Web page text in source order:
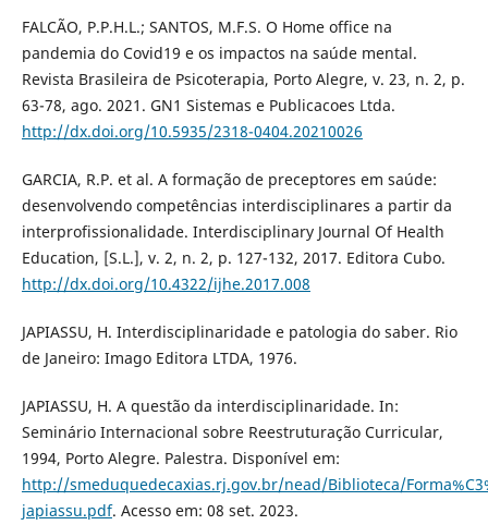
FALCÃO, P.P.H.L.; SANTOS, M.F.S. O Home office na
pandemia do Covid19 e os impactos na saúde mental.
Revista Brasileira de Psicoterapia, Porto Alegre, v. 23, n. 2, p.
63-78, ago. 2021. GN1 Sistemas e Publicacoes Ltda.
http://dx.doi.org/10.5935/2318-0404.20210026
GARCIA, R.P. et al. A formação de preceptores em saúde:
desenvolvendo competências interdisciplinares a partir da
interprofissionalidade. Interdisciplinary Journal Of Health
Education, [S.L.], v. 2, n. 2, p. 127-132, 2017. Editora Cubo.
http://dx.doi.org/10.4322/ijhe.2017.008
JAPIASSU, H. Interdisciplinaridade e patologia do saber. Rio
de Janeiro: Imago Editora LTDA, 1976.
JAPIASSU, H. A questão da interdisciplinaridade. In:
Seminário Internacional sobre Reestruturação Curricular,
1994, Porto Alegre. Palestra. Disponível em:
http://smeduquedecaxias.rj.gov.br/nead/Biblioteca/
japiassu.pdf. Acesso em: 08 set. 2023.